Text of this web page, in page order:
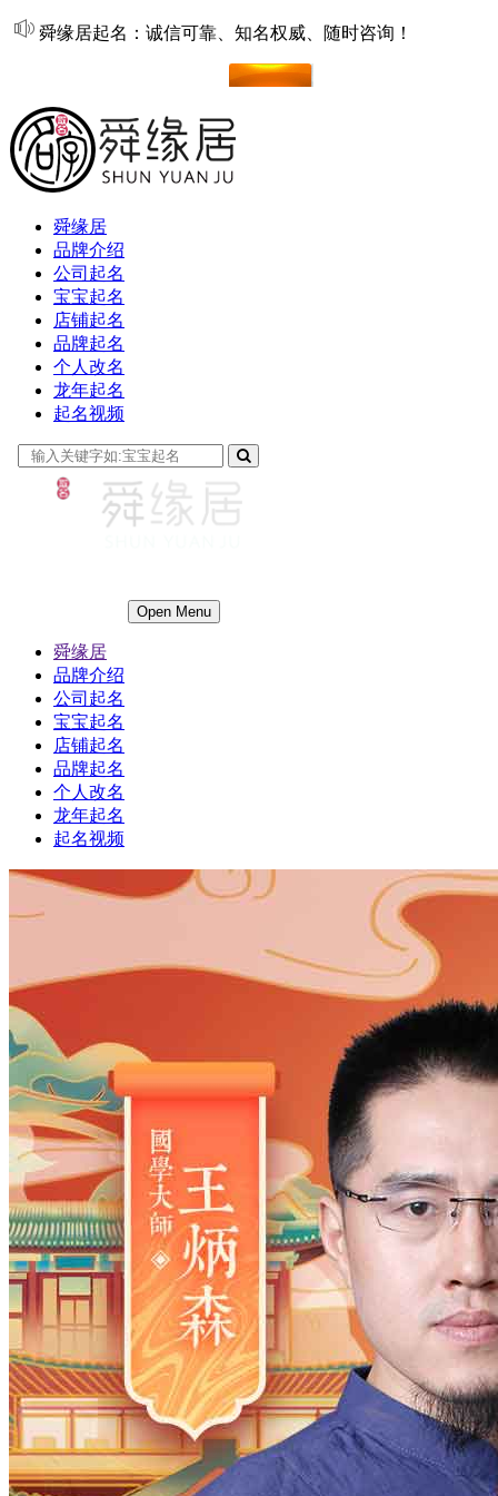
舜缘居起名：诚信可靠、知名权威、随时咨询！
舜缘居
品牌介绍
公司起名
宝宝起名
店铺起名
品牌起名
个人改名
龙年起名
起名视频
Open Menu
舜缘居
品牌介绍
公司起名
宝宝起名
店铺起名
品牌起名
个人改名
龙年起名
起名视频